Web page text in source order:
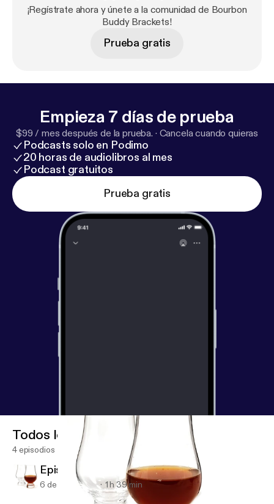
¡Regístrate ahora y únete a la comunidad de Bourbon
Buddy Brackets!
Prueba gratis
Empieza 7 días de prueba
$99 / mes después de la prueba. · Cancela cuando quieras
Podcasts solo en Podimo
20 horas de audiolibros al mes
Podcast gratuitos
Prueba gratis
Todos los episodios
4 episodios
Episode 4
6 de jul de 2018 1 h 39 min